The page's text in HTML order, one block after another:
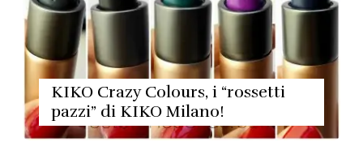
KIKO Crazy Colours, i “rossetti
pazzi” di KIKO Milano!